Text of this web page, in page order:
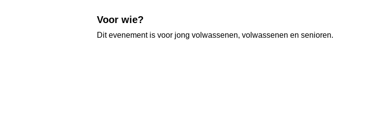
Voor wie?
Dit evenement is voor jong volwassenen, volwassenen en senioren.